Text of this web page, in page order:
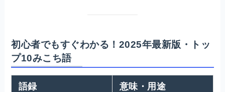
初心者でもすぐわかる！2025年最新版・トッ
プ10みこち語
語録 意味・用途